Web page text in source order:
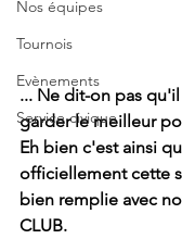
Nos équipes
Tournois
Evènements
Service civique
... Ne dit-on pas
garder le meilleur
Eh bien c'est ainsi
officiellement cette
bien remplie avec
CLUB.